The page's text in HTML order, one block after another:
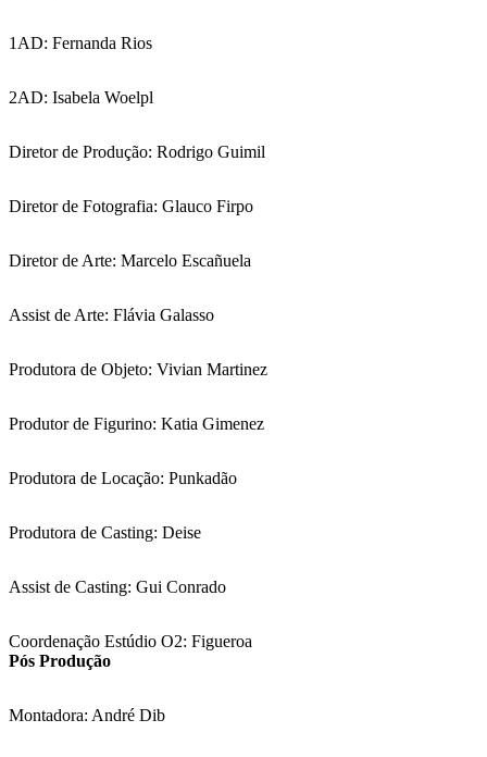
1AD: Fernanda Rios
2AD: Isabela Woelpl
Diretor de Produção: Rodrigo Guimil
Diretor de Fotografia: Glauco Firpo
Diretor de Arte: Marcelo Escañuela
Assist de Arte: Flávia Galasso
Produtora de Objeto: Vivian Martinez
Produtor de Figurino: Katia Gimenez
Produtora de Locação: Punkadão
Produtora de Casting: Deise
Assist de Casting: Gui Conrado
Coordenação Estúdio O2: Figueroa
Pós Produção
Montadora: André Dib